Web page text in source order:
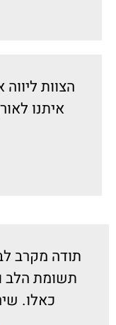
הצוות
איתנו
תודה מקרב
תשומת הלב
כאלו.